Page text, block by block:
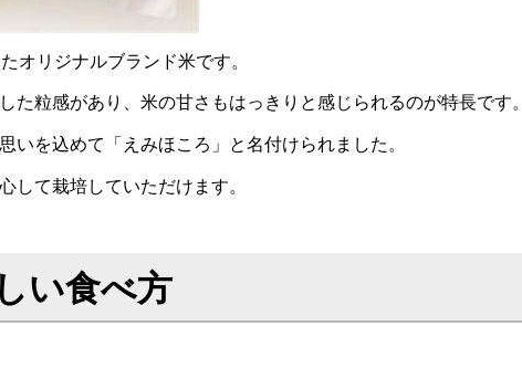
オリジナルブランド米です。
た粒感があり、米の甘さもはっきりと感じられるのが特長です。
いを込めて「えみほころ」と名付けられました。
して栽培していただけます。
い食べ方